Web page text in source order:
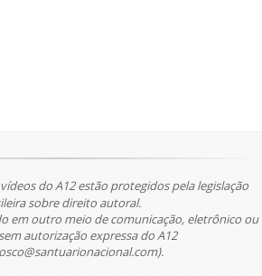
do A12 estão protegidos pela legislação
sobre direito autoral.
em outro meio de comunicação, eletrônico ou
autorização expressa do A12